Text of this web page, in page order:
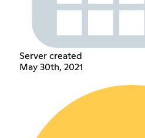
Server created
May 30th, 2021